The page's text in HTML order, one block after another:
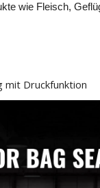
wie Fleisch,
mit Druckfunktion